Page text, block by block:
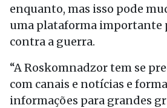
enquanto, mas isso pode
uma plataforma importante
contra a guerra.
“A Roskomnadzor tem se
com canais e notícias e
informações para grandes